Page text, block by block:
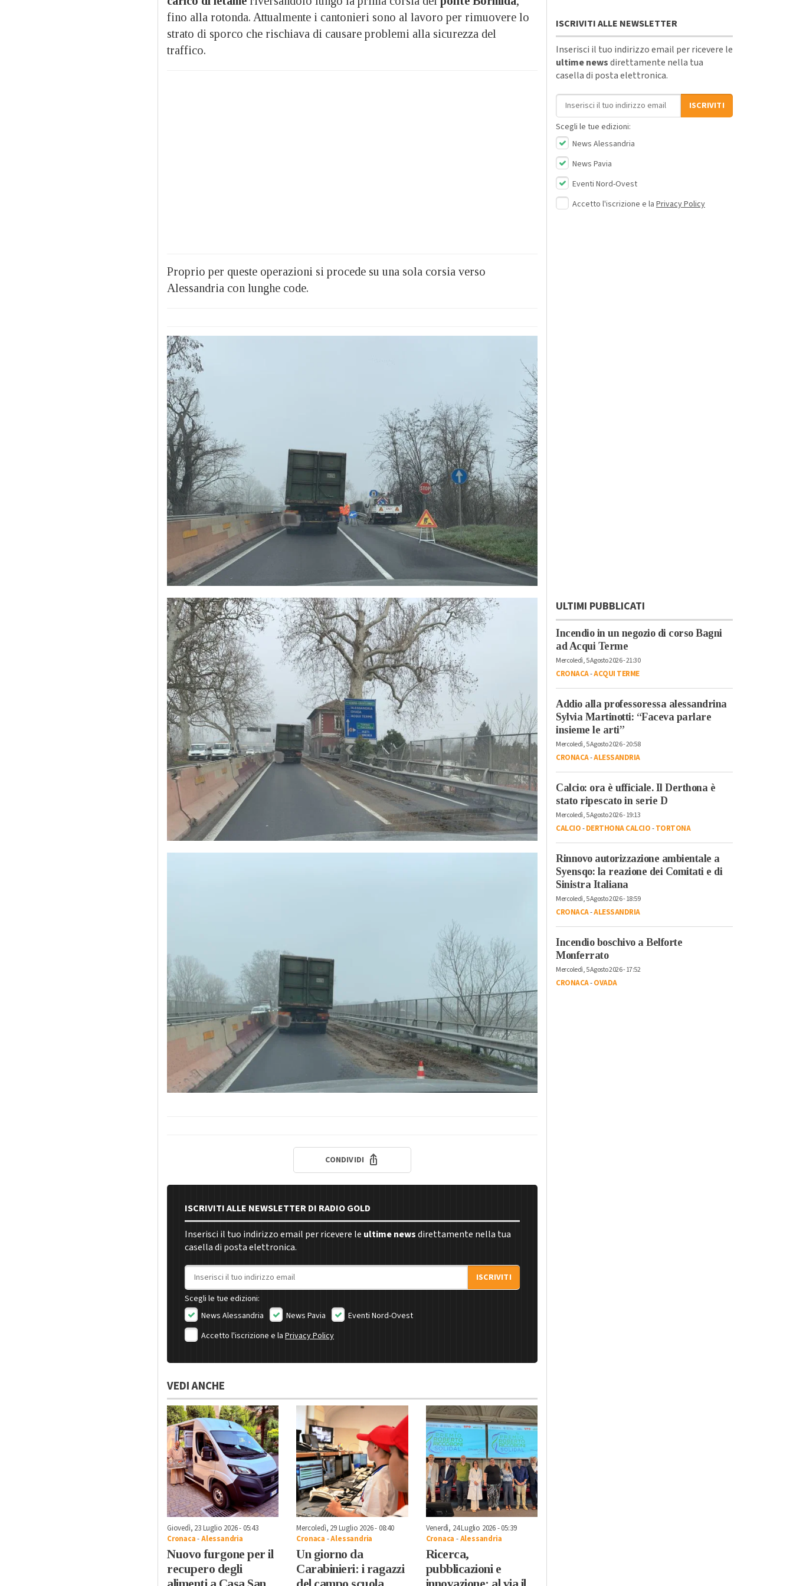
fino alla rotonda. Attualmente i cantonieri sono al lavoro per rimuovere lo
strato di sporco che rischiava di causare problemi alla sicurezza del
traffico.
Proprio per queste operazioni si procede su una sola corsia verso
Alessandria con lunghe code.
CONDIVIDI
ISCRIVITI ALLE NEWSLETTER DI RADIO GOLD
Inserisci il tuo indirizzo email per ricevere le ultime newsdirettamente nella tua
casella di posta elettronica.
Indirizzo email
ISCRIVITI
Scegli le tue edizioni:
News Alessandria
News Pavia
Eventi Nord-Ovest
Accetto l'iscrizione e la Privacy Policy
VEDI ANCHE
Giovedì, 23 Luglio 2026 - 05:43
Cronaca-Alessandria
Nuovo furgone per il
recupero degli
Mercoledì, 29 Luglio 2026 - 08:40
Cronaca -Alessandria
Un giorno da
Carabinieri: i ragazzi
Venerdì, 24 Luglio 2026 - 05:39
Cronaca -Alessandria
Ricerca,
pubblicazioni e
ISCRIVITI ALLE NEWSLETTER
Inserisci il tuo indirizzo email per ricevere le
ultime newsdirettamente nella tua
casella di posta elettronica.
Indirizzo email
ISCRIVITI
Scegli le tue edizioni:
News Alessandria
News Pavia
Eventi Nord-Ovest
Accetto l'iscrizione e la Privacy Policy
ULTIMI PUBBLICATI
Incendio in un negozio di corso Bagni
ad Acqui Terme
Mercoledì, 5 Agosto 2026 - 21:30
CRONACA-ACQUI TERME
Addio alla professoressa alessandrina
Sylvia Martinotti: “Faceva parlare
insieme le arti”
Mercoledì, 5 Agosto 2026 - 20:58
CRONACA-ALESSANDRIA
Calcio: ora è ufficiale. Il Derthona è
stato ripescato in serie D
Mercoledì, 5 Agosto 2026 - 19:13
CALCIO-DERTHONA CALCIO-TORTONA
Rinnovo autorizzazione ambientale a
Syensqo: la reazione dei Comitati e di
Sinistra Italiana
Mercoledì, 5 Agosto 2026 - 18:59
CRONACA-ALESSANDRIA
Incendio boschivo a Belforte
Monferrato
Mercoledì, 5 Agosto 2026 - 17:52
CRONACA-OVADA